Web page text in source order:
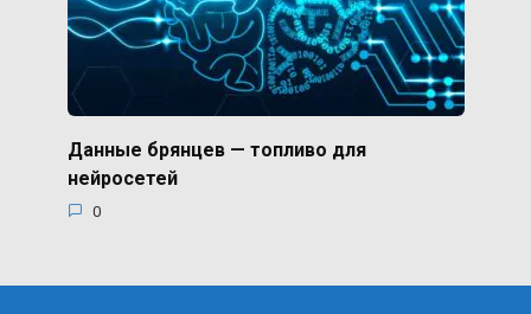
Данные брянцев — топливо для
нейросетей
0